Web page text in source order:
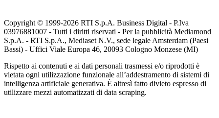
Copyright © 1999-2026 RTI S.p.A. Business Digital - P.Iva
03976881007 - Tutti i diritti riservati - Per la pubblicità Mediamond
S.p.A. - RTI S.p.A., Mediaset N.V., sede legale Amsterdam (Paesi
Bassi) - Uffici Viale Europa 46, 20093 Cologno Monzese (MI)
Rispetto ai contenuti e ai dati personali trasmessi e/o riprodotti è
vietata ogni utilizzazione funzionale all’addestramento di sistemi di
intelligenza artificiale generativa. È altresì fatto divieto espresso di
utilizzare mezzi automatizzati di data scraping.